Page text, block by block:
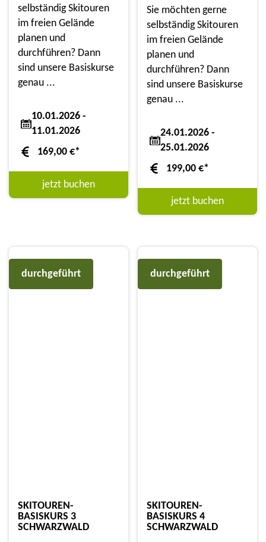
selbständig Skitouren
im freien Gelände
planen und
durchführen? Dann
sind unsere Basiskurse
genau ...
10.01.2026 -
11.01.2026
169,00 €*
jetzt buchen
Sie möchten gerne
selbständig Skitouren
im freien Gelände
planen und
durchführen? Dann
sind unsere Basiskurse
genau ...
24.01.2026 -
25.01.2026
199,00€*
jetzt buchen
SKITOUREN-
BASISKURS 3
SCHWARZWALD
durchgeführt
SKITOUREN-
BASISKURS 4
SCHWARZWALD
durchgeführt